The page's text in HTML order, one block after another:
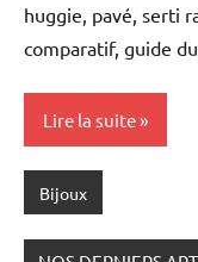
huggie, pavé, serti
comparatif, guide
Lire la suite
Bijoux